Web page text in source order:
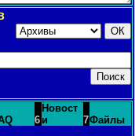
6
Новост
и
7Файлы